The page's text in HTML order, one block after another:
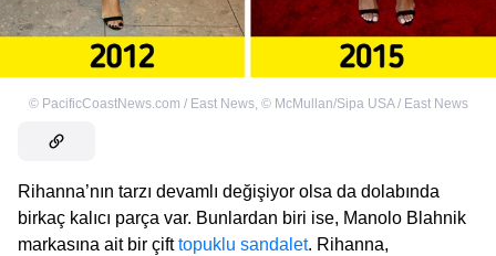
© PacificCoastNews.com / East News, © McMullan/Sipa USA / East News
Rihanna’nın tarzı devamlı değişiyor olsa da dolabında
birkaç kalıcı parça var. Bunlardan biri ise, Manolo Blahnik
markasına ait bir çifttopuklu sandalet. Rihanna,